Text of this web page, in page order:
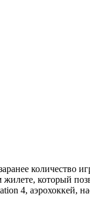
который
4, аэрохоккей,